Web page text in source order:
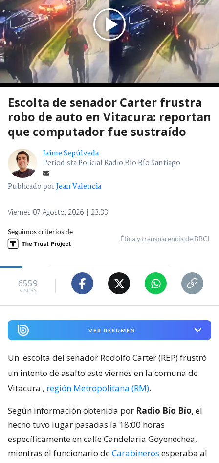
Escolta de senador Carter frustra
robo de auto en Vitacura: reportan
que computador fue sustraído
Jaime Sepúlveda
Periodista Policial Radio Bío Bío Santiago
Publicado porJean Valencia
Viernes 07 Agosto, 2026 | 23:33
Seguimos criterios de
Ética y transparencia de BBCL
6559
visitas
VER RESUMEN
Un escolta del senador Rodolfo Carter (REP) frustró
un intento de asalto este viernes en la comuna de
Vitacura , región Metropolitana (RM).
Según información obtenida por Radio Bío Bío, el
hecho tuvo lugar pasadas la 18:00 horas
específicamente en calle Candelaria Goyenechea,
mientras el funcionario deCarabineros esperaba al